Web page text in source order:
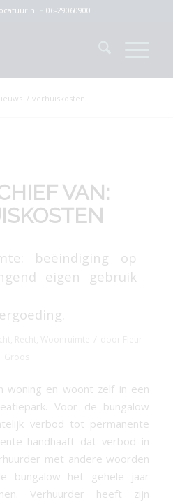
–06-29060900
/ verhuiskosten
VAN:
beëindiging op
eigen gebruik
woning en woont zelf in een
Voor de bungalow
verbod tot permanente
handhaaft dat verbod in
met andere woorden
bungalow het gehele jaar
Verhuurder heeft zijn